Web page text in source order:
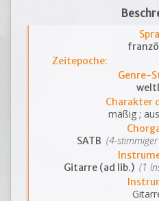
Zeitepoche:
Genre-
Charakter
mäßig ;
SATB (4-
Gitarre (ad lib.) (1